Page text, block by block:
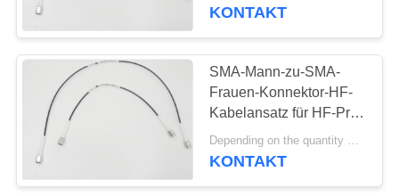
TRETEN
SIE
UNS
VERBINDUNG
SMPM Rf-
Verbindungsstück
für HF-Tests
KONTAKT
SMA-Mann-zu-SMA-
Frauen-Konnektor-HF-
Kabelansatz für HF-Prüf-
und
Kommunikationsgeräte
Depending on the quantity MOQ:50pcs
KONTAKT